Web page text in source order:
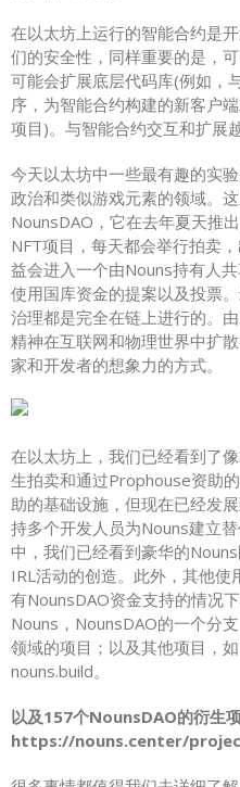
在以太坊上运行的智能合约是
们的安全性，同样重要的是，
可能会扩展底层代码库(例如，
序，为智能合约构建的新客户
项目)。与智能合约交互和扩展
今天以太坊中一些最有趣的实
政治和类似游戏元素的领域。
NounsDAO，它在去年夏天推
NFT项目，每天都会举行拍卖
益会进入一个由Nouns持有人
使用国库资金的提案以及投票
治理都是完全在链上进行的。
精神在互联网和物理世界中扩
家和开发者的想象力的方式。
在以太坊上，我们已经看到了
生拍卖和通过Prophouse资助
助的基础设施，但现在已经发
持多个开发人员为Nouns建立
中，我们已经看到豪华的
IRL活动的创造。此外，其他
有NounsDAO资金支持的情况
Nouns，NounsDAO的一个分
领域的项目；以及其他项目，
nouns.build。
以及157个NounsDAO的衍生
https://nouns.center/